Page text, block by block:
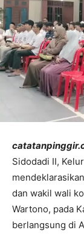
Sidodadi II,
dan wakil wali
Wartono, pada
berlangsung di